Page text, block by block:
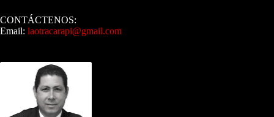
CONTÁCTENOS:
Email: laotracarapi@gmail.com